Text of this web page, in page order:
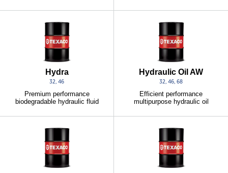
Hydra
32, 46
Premium performance
biodegradable hydraulic fluid
Hydraulic Oil AW
32, 46, 68
Efficient performance
multipurpose hydraulic oil